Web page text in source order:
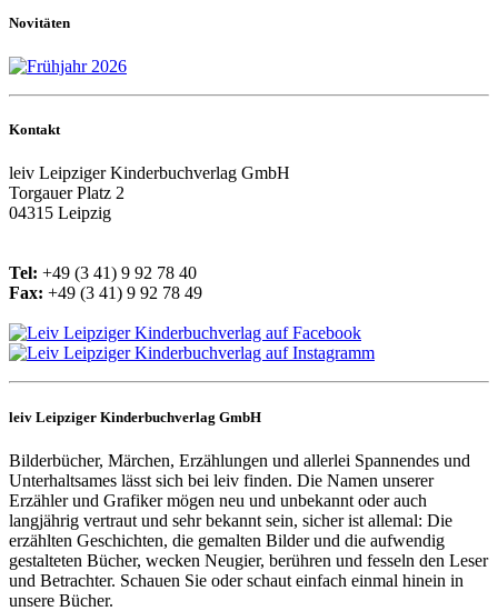
Novitäten
Kontakt
leiv Leipziger Kinderbuchverlag GmbH
Torgauer Platz 2
04315 Leipzig
Tel: +49 (3 41) 9 92 78 40
Fax: +49 (3 41) 9 92 78 49
leiv Leipziger Kinderbuchverlag GmbH
Bilderbücher, Märchen, Erzählungen und allerlei Spannendes und
Unterhaltsames lässt sich bei leiv finden. Die Namen unserer
Erzähler und Grafiker mögen neu und unbekannt oder auch
langjährig vertraut und sehr bekannt sein, sicher ist allemal: Die
erzählten Geschichten, die gemalten Bilder und die aufwendig
gestalteten Bücher, wecken Neugier, berühren und fesseln den Leser
und Betrachter. Schauen Sie oder schaut einfach einmal hinein in
unsere Bücher.